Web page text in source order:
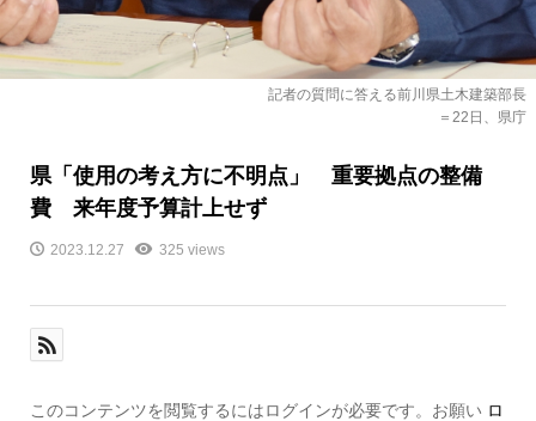
記者の質問に答える前川県土木建築部長
＝22日、県庁
県「使用の考え方に不明点」 重要拠点の整備
費 来年度予算計上せず
2023.12.27 325 views
このコンテンツを閲覧するにはログインが必要です。お願い ロ